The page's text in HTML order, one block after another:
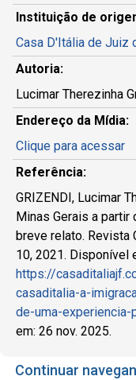
Instituição de
Casa D'Itália de Juiz
Autoria:
Lucimar Therezinha
Endereço da Mídia:
Clique para acessar
Referência:
GRIZENDI, Lucimar
Minas Gerais a
breve relato. Revista
10, 2021. Disponível
https://
casaditalia-a-
de-uma-
em: 26 nov. 2025.
Continuar